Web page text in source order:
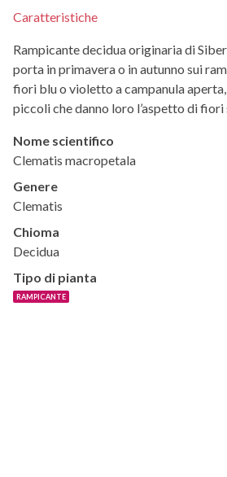
Caratteristiche
Rampicante decidua originaria di
porta in primavera o in autunno sui
fiori blu o violetto a campanula
piccoli che danno loro l’aspetto di
Nome scientifico
Clematis macropetala
Genere
Clematis
Chioma
Decidua
Tipo di pianta
RAMPICANTE